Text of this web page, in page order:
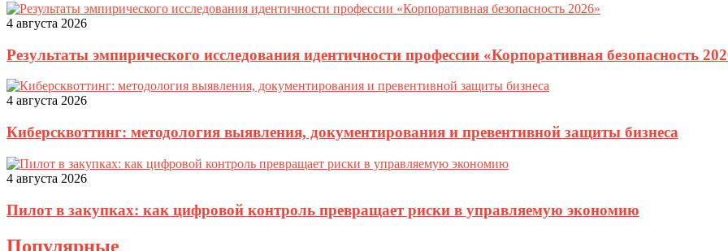
4 августа 2026
Результаты эмпирического исследования идентичности профессии «Корпоративная безопасность
4 августа 2026
Киберсквоттинг: методология выявления, документирования и превентивной защиты бизнеса
4 августа 2026
Пилот в закупках: как цифровой контроль превращает риски в управляемую экономию
Популярные